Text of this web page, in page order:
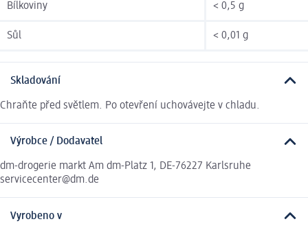
Bílkoviny < 0,5 g
Sůl < 0,01 g
Skladování
Chraňte před světlem. Po otevření uchovávejte v chladu.
Výrobce / Dodavatel
dm-drogerie markt Am dm-Platz 1, DE-76227 Karlsruhe
servicecenter@dm.de
Vyrobeno v